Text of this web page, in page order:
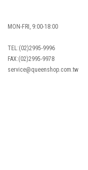
MON-FRI, 9:00-18:00
TEL:(02)2995-9996
FAX:(02)2995-9978
service@queenshop.com.tw